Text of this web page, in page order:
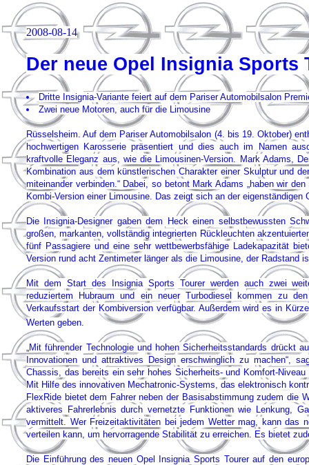
2008-08-14
Der neue Opel Insignia
Dritte Insignia-Variante feiert auf dem Pariser Automobilsalon
Zwei neue Motoren, auch für die Limousine
Rüsselsheim. Auf dem Pariser Automobilsalon (4. bis 19. Oktober)
hochwertigen Karosserie präsentiert und dies auch im Namen
kraftvolle Eleganz aus, wie die Limousinen-Version. Mark Adams,
Kombination aus dem künstlerischen Charakter einer Skulptur und
miteinander verbinden.“ Dabei, so betont Mark Adams „haben wir
Kombi-Version einer Limousine. Das zeigt sich an der
Die Insignia-Designer gaben dem Heck einen selbstbewussten
großen, markanten, vollständig integrierten Rückleuchten
fünf Passagiere und eine sehr wettbewerbsfähige Ladekapazität
Version rund acht Zentimeter länger als die Limousine, der Radstand
Mit dem Start des Insignia Sports Tourer werden auch zwei
reduziertem Hubraum und ein neuer Turbodiesel kommen zu
Verkaufsstart der Kombiversion verfügbar. Außerdem wird es in
Werten geben.
„Mit führender Technologie und hohen Sicherheitsstandards drückt
Innovationen und attraktives Design erschwinglich zu machen“,
Chassis, das bereits ein sehr hohes Sicherheits- und Komfort-
Mit Hilfe des innovativen Mechatronic-Systems, das elektronisch
FlexRide bietet dem Fahrer neben der Basisabstimmung zudem die
aktiveres Fahrerlebnis durch vernetzte Funktionen wie Lenkung,
vermittelt. Wer Freizeitaktivitäten bei jedem Wetter mag, kann das
verteilen kann, um hervorragende Stabilität zu erreichen. Es bietet
Die Einführung des neuen Opel Insignia Sports Tourer auf den